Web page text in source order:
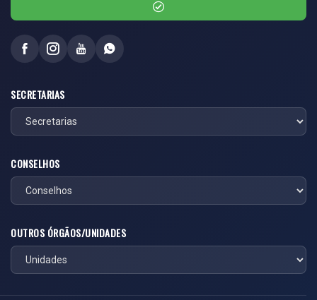
SECRETARIAS
CONSELHOS
OUTROS ÓRGÃOS/UNIDADES